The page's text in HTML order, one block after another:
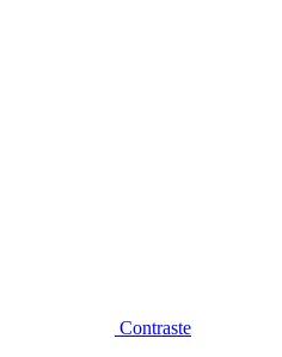
Contraste